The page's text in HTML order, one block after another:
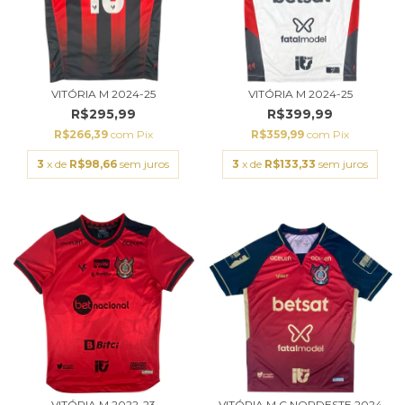
VITÓRIA M 2024-25
R$295,99
R$266,39 com Pix
3 x de R$98,66 sem juros
VITÓRIA M 2024-25
R$399,99
R$359,99 com Pix
3 x de R$133,33 sem juros